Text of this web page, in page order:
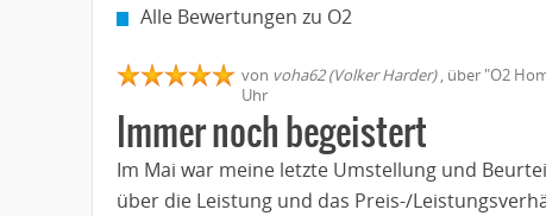
Alle Bewertungen zu O2
von voha62 (Volker Harder), über "O2
Uhr
Immer noch begeistert
Im Mai war meine letzte Umstellung und
über die Leistung und das Preis-/